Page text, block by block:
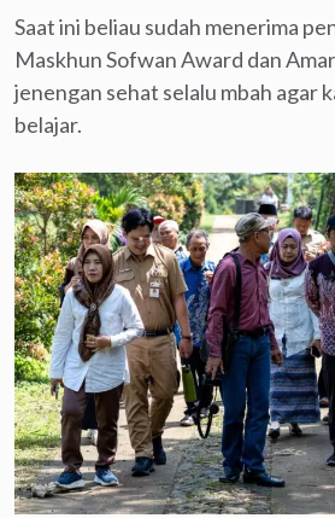
Saat ini beliau sudah menerima
Maskhun Sofwan Award dan
jenengan sehat selalu mbah agar
belajar.